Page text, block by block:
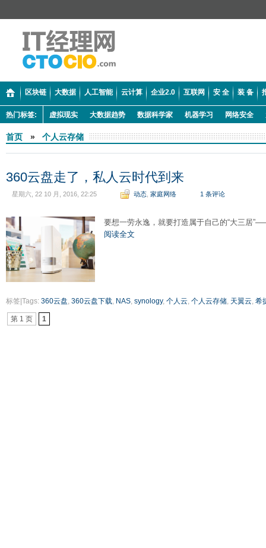
区块链 大数据 人工智能 云计算 企业2.0 互联网 安 全 装 备
热门标签: 虚拟现实 大数据趋势 数据科学家 机器学习 网络安全
首页 » 个人云存储
360云盘走了，私人云时代到来
星期六, 22 10 月, 2016, 22:25 动态 家庭网络 1 条评论
要想一劳永逸，就要打造属于自己的“大三居
阅读全文
标签|Tags: 360云盘, 360云盘下载, NAS, synology, 个人云, 个人云存储, 天翼云, 希
第 1 页 1